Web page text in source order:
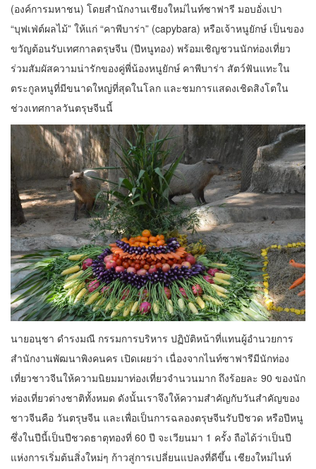
(องค์การมหาชน) โดยสำนักงานเชียงใหม่ไนท์ซาฟารี มอบอั่งเปา
“บุฟเฟ่ต์ผลไม้” ให้แก่ “คาพีบาร่า” (capybara) หรือเจ้าหนูยักษ์ เป็นของ
ขวัญต้อนรับเทศกาลตรุษจีน (ปีหนูทอง) พร้อมเชิญชวนนักท่องเที่ยว
ร่วมสัมผัสความน่ารักของคู่พี่น้องหนูยักษ์ คาพีบาร่า สัตว์ฟันแทะใน
ตระกูลหนูที่มีขนาดใหญ่ที่สุดในโลก และชมการแสดงเชิดสิงโตใน
ช่วงเทศกาลวันตรุษจีนนี้
นายอนุชา ดำรงมณี กรรมการบริหาร ปฏิบัติหน้าที่แทนผู้อำนวยการ
สำนักงานพัฒนาพิงคนคร เปิดเผยว่า เนื่องจากไนท์ซาฟารีมีนักท่อง
เที่ยวชาวจีนให้ความนิยมมาท่องเที่ยวจำนวนมาก ถึงร้อยละ 90 ของนัก
ท่องเที่ยวต่างชาติทั้งหมด ดังนั้นเราจึงให้ความสำคัญกับวันสำคัญของ
ชาวจีนคือ วันตรุษจีน และเพื่อเป็นการฉลองตรุษจีนรับปีชวด หรือปีหนู
ซึ่งในปีนี้เป็นปีชวดธาตุทองที่ 60 ปี จะเวียนมา 1 ครั้ง ถือได้ว่าเป็นปี
แห่งการเริ่มต้นสิ่งใหม่ๆ ก้าวสู่การเปลี่ยนแปลงที่ดีขึ้น เชียงใหม่ไนท์